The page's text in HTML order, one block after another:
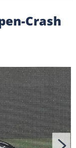
Crash